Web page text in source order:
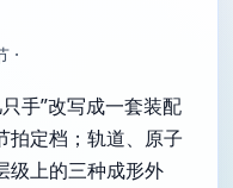
·
手”改写成一套装配
拍定档；轨道、原子
级上的三种成形外